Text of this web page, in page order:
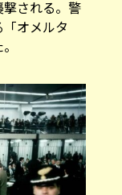
される。警
オメルタ